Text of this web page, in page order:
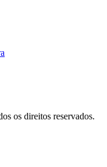
os direitos reservados.